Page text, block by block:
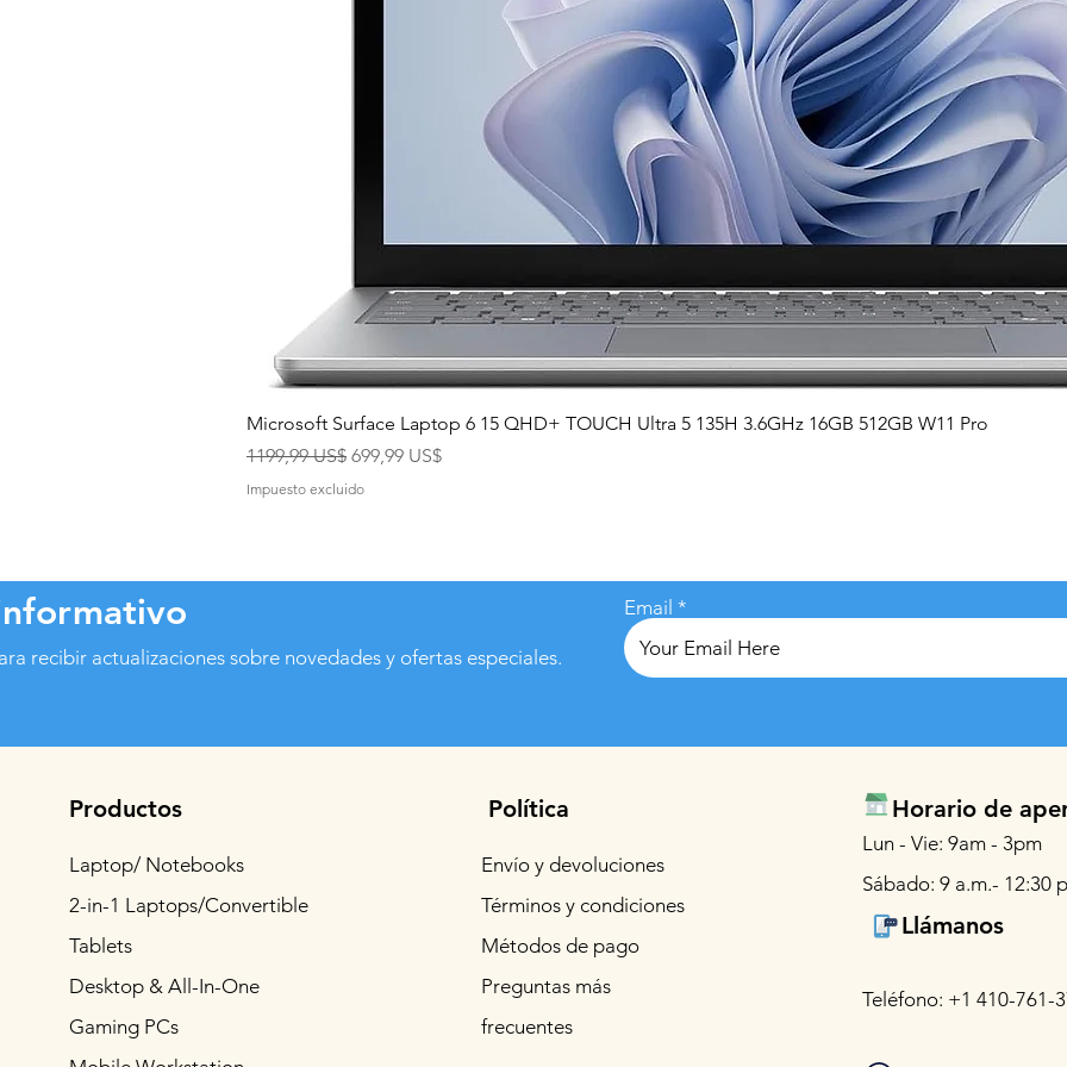
Vista rápida
Microsoft Surface Laptop 6 15 QHD+ TOUCH Ultra 5 135H 3.6GHz 16GB 512GB W11 Pro
Precio
1199,99 US$ Precio de oferta
699,99 US$
Impuesto excluido
recibir actualizaciones sobre novedades y ofertas especiales.
Email
Productos
Laptop/ Notebooks
2-in-1 Laptops/Convertible
Tablets
Desktop & All-In-One
Gaming PCs
Política
Envío y devoluciones
Términos y condiciones
Métodos de pago
Preguntas más
frecuentes
Horario de
Lun - Vie: 9am - 3pm
Sábado: 9 a.m.- 12:30
Llámanos
Teléfono: +1 410-761-